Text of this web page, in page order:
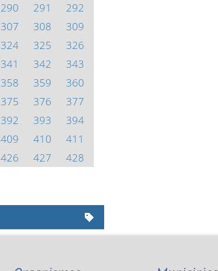
290 291
292
307 308
309
324 325
326
341 342
343
358 359
360
375 376
377
392 393
394
409 410
411
426 427
428